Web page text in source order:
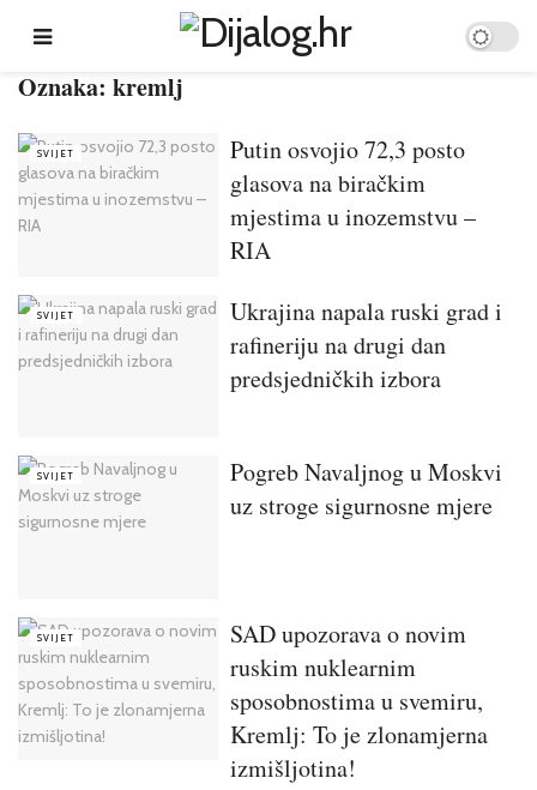
Oznaka: kremlj
SVIJET
Putin osvojio 72,3 posto
glasova na biračkim
mjestima u inozemstvu –
RIA
SVIJET
Ukrajina napala ruski grad i
rafineriju na drugi dan
predsjedničkih izbora
SVIJET
Pogreb Navaljnog u Moskvi
uz stroge sigurnosne mjere
SVIJET
SAD upozorava o novim
ruskim nuklearnim
sposobnostima u svemiru,
Kremlj: To je zlonamjerna
izmišljotina!